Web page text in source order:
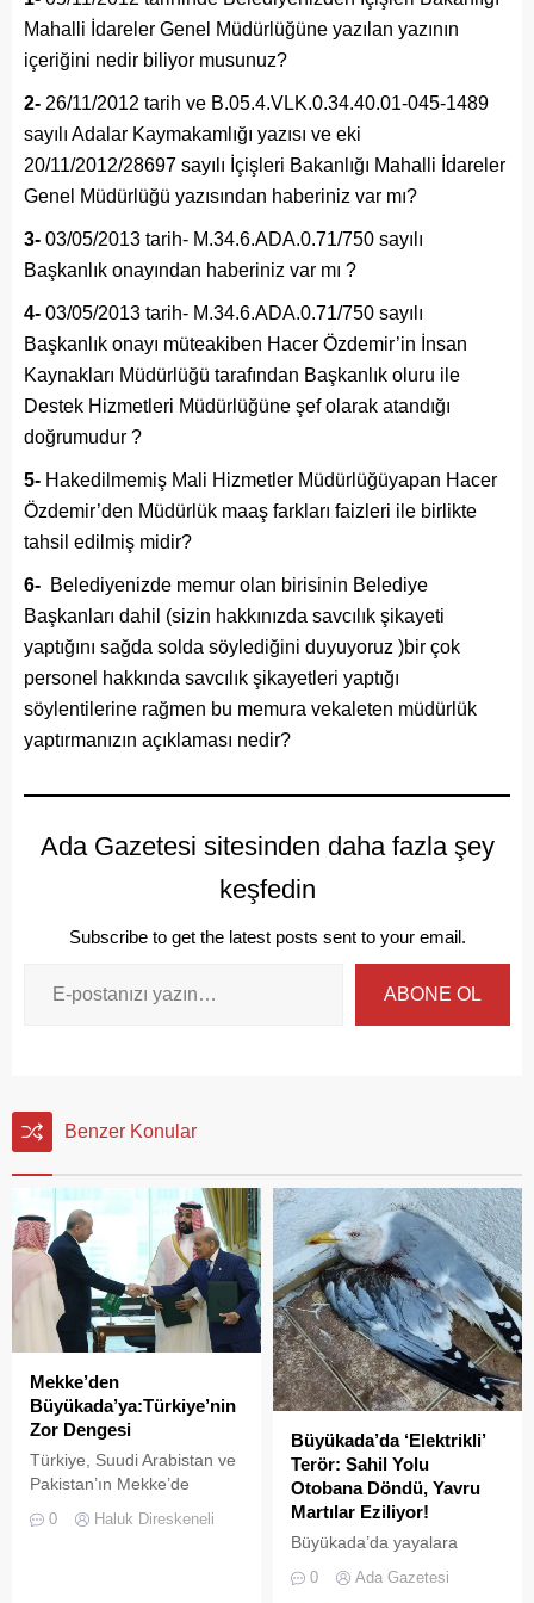
Mahalli İdareler Genel Müdürlüğüne yazılan yazının
içeriğini nedir biliyor musunuz?
2- 26/11/2012 tarih ve B.05.4.VLK.0.34.40.01-045-1489
sayılı Adalar Kaymakamlığı yazısı ve eki
20/11/2012/28697 sayılı İçişleri Bakanlığı Mahalli İdareler
Genel Müdürlüğü yazısından haberiniz var mı?
3- 03/05/2013 tarih- M.34.6.ADA.0.71/750 sayılı
Başkanlık onayından haberiniz var mı ?
4- 03/05/2013 tarih- M.34.6.ADA.0.71/750 sayılı
Başkanlık onayı müteakiben Hacer Özdemir’in İnsan
Kaynakları Müdürlüğü tarafından Başkanlık oluru ile
Destek Hizmetleri Müdürlüğüne şef olarak atandığı
doğrumudur ?
5- Hakedilmemiş Mali Hizmetler Müdürlüğüyapan Hacer
Özdemir’den Müdürlük maaş farkları faizleri ile birlikte
tahsil edilmiş midir?
6- Belediyenizde memur olan birisinin Belediye
Başkanları dahil (sizin hakkınızda savcılık şikayeti
yaptığını sağda solda söylediğini duyuyoruz )bir çok
personel hakkında savcılık şikayetleri yaptığı
söylentilerine rağmen bu memura vekaleten müdürlük
yaptırmanızın açıklaması nedir?
Ada Gazetesi sitesinden daha fazla şey
keşfedin
Subscribe to get the latest posts sent to your email.
ABONE OL
Benzer Konular
Mekke’den
Büyükada’ya:Türkiye’nin
Zor Dengesi
Türkiye, Suudi Arabistan ve
Pakistan’ın Mekke’de
Anlaşması, bölgesel
0 Haluk Direskeneli
Büyükada’da ‘Elektrikli’
Terör: Sahil Yolu
Otobana Döndü, Yavru
Martılar Eziliyor!
Büyükada’da yayalara
ayrılan sahil şeridi, kural
tanımaz elektrikli araç
0 Ada Gazetesi